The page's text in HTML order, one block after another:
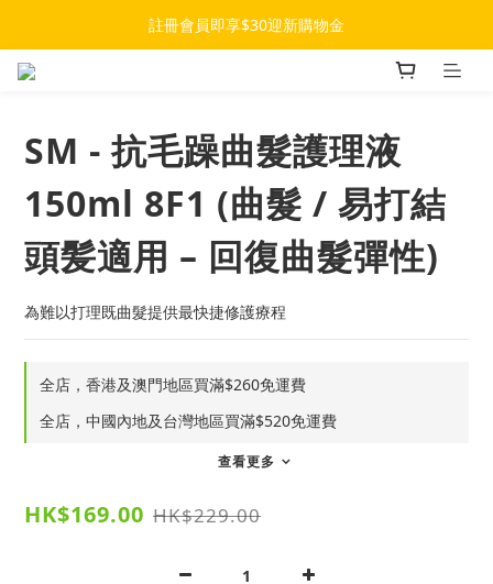
註冊會員即享$30迎新購物金
SM - 抗毛躁曲髮護理液
150ml 8F1 (曲髮 / 易打結
頭髪適用 – 回復曲髮彈性)
為難以打理既曲髮提供最快捷修護療程
全店，香港及澳門地區買滿$260免運費
全店，中國內地及台灣地區買滿$520免運費
查看更多
HK$169.00 HK$229.00